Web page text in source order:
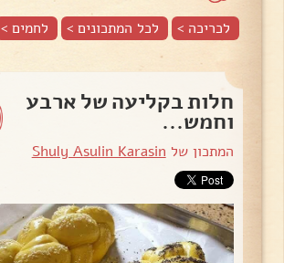
לכריכה > לכל המתכונים > לחמים>
חלות בקליעה של ארבע
וחמש...
המתכון של Shuly Asulin Karasin